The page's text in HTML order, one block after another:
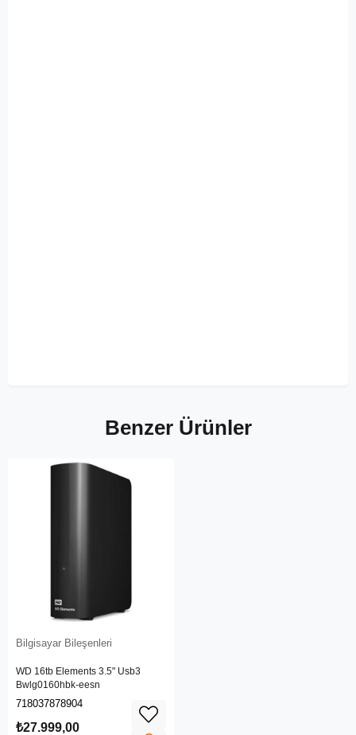
Benzer Ürünler
Bilgisayar Bileşenleri
WD 16tb Elements 3.5" Usb3
Bwlg0160hbk-eesn
718037878904
₺27.999,00